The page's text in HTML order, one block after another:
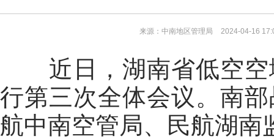
来源：中南地区管理局 2024-04-16
近日，湖南省低空空
行第三次全体会议。南
航中南空管局、民航湖南
模